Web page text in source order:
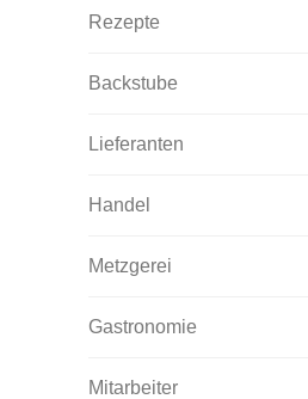
Rezepte
Backstube
Lieferanten
Handel
Metzgerei
Gastronomie
Mitarbeiter